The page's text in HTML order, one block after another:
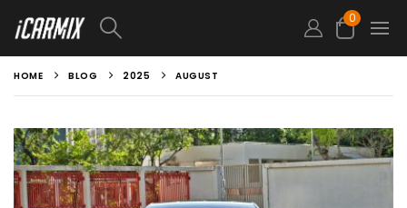
0
HOME BLOG 2025 AUGUST